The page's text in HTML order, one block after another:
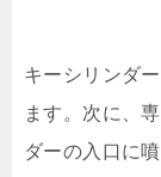
キーシリンダ
ます。次に、
ダーの入口に